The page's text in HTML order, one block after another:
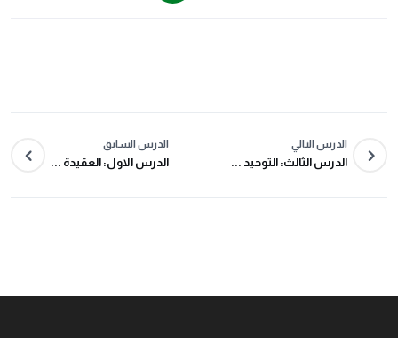
الدرس التالي
الدرس الثالث: التوحيد ...
الدرس السابق
الدرس الاول: العقيدة ...